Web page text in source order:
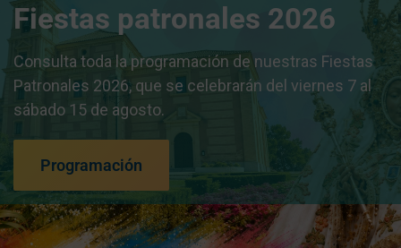
Fiestas patronales 2026
Consulta toda la programación de nuestras Fiestas
Patronales 2026, que se celebrarán del viernes 7 al
sábado 15 de agosto.
Programación